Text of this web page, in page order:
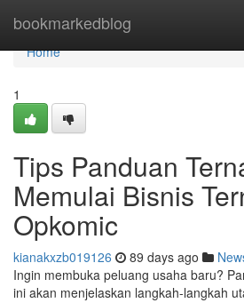
bookmarkedblog
Home
Home
1
Tips Panduan
Memulai Bisnis
Opkomic
kianakxzb019126 89 days ago
Ingin membuka peluang usaha baru?
ini akan menjelaskan langkah-langkah